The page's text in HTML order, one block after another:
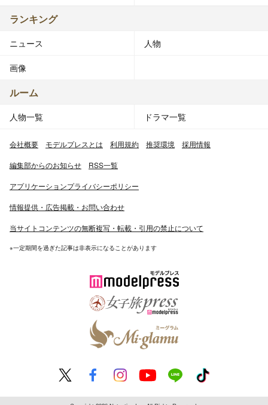
ランキング
ニュース 人物
画像
ルーム
人物一覧 ドラマ一覧
会社概要 モデルプレスとは 利用規約 推奨環境 採用情報
編集部からのお知らせ RSS一覧
アプリケーションプライバシーポリシー
情報提供・広告掲載・お問い合わせ
当サイトコンテンツの無断複写・転載・引用の禁止について
※一定期間を過ぎた記事は非表示になることがあります